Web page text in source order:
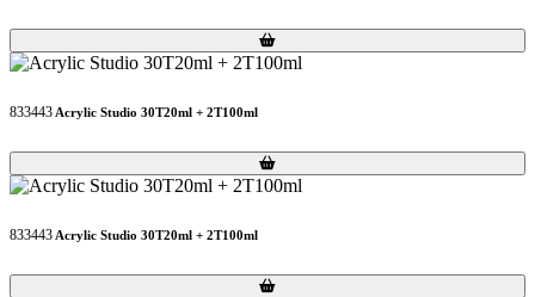
Loading...
Loading...
833443 Acrylic Studio 30T20ml + 2T100ml
Loading...
Loading...
833443 Acrylic Studio 30T20ml + 2T100ml
Loading...
Loading...